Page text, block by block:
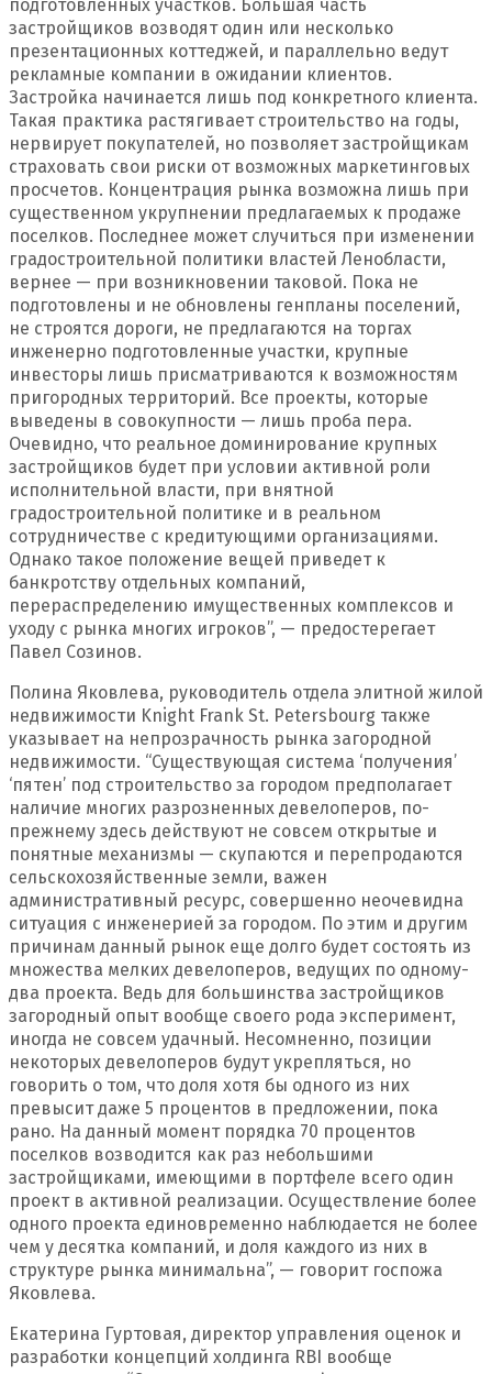
подготовленных участков. Большая часть
застройщиков возводят один или несколько
презентационных коттеджей, и параллельно ведут
рекламные компании в ожидании клиентов.
Застройка начинается лишь под конкретного клиента.
Такая практика растягивает строительство на годы,
нервирует покупателей, но позволяет застройщикам
страховать свои риски от возможных маркетинговых
просчетов. Концентрация рынка возможна лишь при
существенном укрупнении предлагаемых к продаже
поселков. Последнее может случиться при изменении
градостроительной политики властей Ленобласти,
вернее — при возникновении таковой. Пока не
подготовлены и не обновлены генпланы поселений,
не строятся дороги, не предлагаются на торгах
инженерно подготовленные участки, крупные
инвесторы лишь присматриваются к возможностям
пригородных территорий. Все проекты, которые
выведены в совокупности — лишь проба пера.
Очевидно, что реальное доминирование крупных
застройщиков будет при условии активной роли
исполнительной власти, при внятной
градостроительной политике и в реальном
сотрудничестве с кредитующими организациями.
Однако такое положение вещей приведет к
банкротству отдельных компаний,
перераспределению имущественных комплексов и
уходу с рынка многих игроков”, — предостерегает
Павел Созинов.
Полина Яковлева, руководитель отдела элитной жилой
недвижимости Knight Frank St. Petersbourg также
указывает на непрозрачность рынка загородной
недвижимости. “Существующая система ‘получения’
‘пятен’ под строительство за городом предполагает
наличие многих разрозненных девелоперов, по-
прежнему здесь действуют не совсем открытые и
понятные механизмы — скупаются и перепродаются
сельскохозяйственные земли, важен
административный ресурс, совершенно неочевидна
ситуация с инженерией за городом. По этим и другим
причинам данный рынок еще долго будет состоять из
множества мелких девелоперов, ведущих по одному-
два проекта. Ведь для большинства застройщиков
загородный опыт вообще своего рода эксперимент,
иногда не совсем удачный. Несомненно, позиции
некоторых девелоперов будут укрепляться, но
говорить о том, что доля хотя бы одного из них
превысит даже 5 процентов в предложении, пока
рано. На данный момент порядка 70 процентов
поселков возводится как раз небольшими
застройщиками, имеющими в портфеле всего один
проект в активной реализации. Осуществление более
одного проекта единовременно наблюдается не более
чем у десятка компаний, и доля каждого из них в
структуре рынка минимальна”, — говорит госпожа
Яковлева.
Екатерина Гуртовая, директор управления оценок и
разработки концепций холдинга RBI вообще